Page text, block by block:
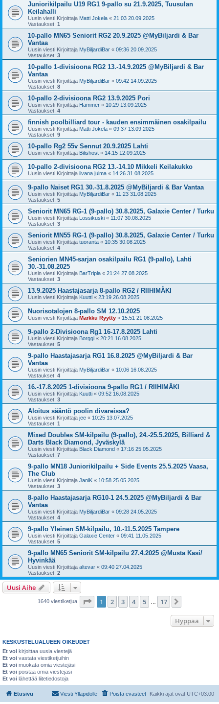
Juniorikilpailu U19 RG1 9-pallo su 21.9.2025, Tuusulan
Keilahalli
Uusin viesti Kirjoittaja Matti Jokela « 21:03 20.09.2025
Vastaukset: 1
10-pallo MN65 Seniorit RG2 20.9.2025 @MyBiljardi & Bar
Vantaa
Uusin viesti Kirjoittaja MyBiljardiBar « 09:36 20.09.2025
Vastaukset: 3
10-pallo 1-divisioona RG2 13.-14.9.2025 @MyBiljardi & Bar
Vantaa
Uusin viesti Kirjoittaja MyBiljardiBar « 09:42 14.09.2025
Vastaukset: 8
10-pallo 2-divisioona RG2 13.9.2025 Pori
Uusin viesti Kirjoittaja Hammer « 10:29 13.09.2025
Vastaukset: 4
finnish poolbilliard tour - kauden ensimmäinen osakilpailu
Uusin viesti Kirjoittaja Matti Jokela « 09:37 13.09.2025
Vastaukset: 9
10-pallo Rg2 55v Sennut 20.9.2025 Lahti
Uusin viesti Kirjoittaja Bilishost « 14:15 12.09.2025
10-pallo 2-divisioona RG2 13.-14.10 Mikkeli Keilakukko
Uusin viesti Kirjoittaja iivana julma « 14:26 31.08.2025
9-pallo Naiset RG1 30.-31.8.2025 @MyBiljardi & Bar Vantaa
Uusin viesti Kirjoittaja MyBiljardiBar « 11:23 31.08.2025
Vastaukset: 5
Seniorit MN65 RG-1 (9-pallo) 30.8.2025, Galaxie Center / Turku
Uusin viesti Kirjoittaja Lossikuski « 11:07 30.08.2025
Vastaukset: 3
Seniorit MN55 RG-1 (9-pallo) 30.8.2025, Galaxie Center / Turku
Uusin viesti Kirjoittaja tuoranta « 10:35 30.08.2025
Vastaukset: 4
Seniorien MN45-sarjan osakilpailu RG1 (9-pallo), Lahti
30.-31.08.2025
Uusin viesti Kirjoittaja BarTripla « 21:24 27.08.2025
Vastaukset: 3
13.9.2025 Haastajasarja 8-pallo RG2 / RIIHIMÄKI
Uusin viesti Kirjoittaja Kuutti « 23:19 26.08.2025
Nuorisotalojen 8-pallo SM 12.10.2025
Uusin viesti Kirjoittaja Markku Ryytty « 15:51 21.08.2025
9-pallo 2-Divisioona Rg1 16-17.8.2025 Lahti
Uusin viesti Kirjoittaja Borggi « 20:21 16.08.2025
Vastaukset: 5
9-pallo Haastajasarja RG1 16.8.2025 @MyBiljardi & Bar
Vantaa
Uusin viesti Kirjoittaja MyBiljardiBar « 10:06 16.08.2025
Vastaukset: 4
16.-17.8.2025 1-divisioona 9-pallo RG1 / RIIHIMÄKI
Uusin viesti Kirjoittaja Kuutti « 09:52 16.08.2025
Vastaukset: 3
Aloitus sääntö poolin divareissa?
Uusin viesti Kirjoittaja jee « 10:25 13.07.2025
Vastaukset: 1
Mixed Doubles SM-kilpailu (9-pallo), 24.-25.5.2025, Billiard &
Darts Black Diamond, Jyväskylä
Uusin viesti Kirjoittaja Black Diamond « 17:16 25.05.2025
Vastaukset: 7
9-pallo MN18 Juniorikilpailu + Side Events 25.5.2025 Vaasa,
The Club
Uusin viesti Kirjoittaja JaniK « 10:58 25.05.2025
Vastaukset: 3
8-pallo Haastajasarja RG10-1 24.5.2025 @MyBiljardi & Bar
Vantaa
Uusin viesti Kirjoittaja MyBiljardiBar « 09:28 24.05.2025
Vastaukset: 4
9-pallo Yleinen SM-kilpailu, 10.-11.5.2025 Tampere
Uusin viesti Kirjoittaja Galaxie Center « 09:41 11.05.2025
Vastaukset: 5
9-pallo MN65 Seniorit SM-kilpailu 27.4.2025 @Musta Kasi/
Hyvinkää
Uusin viesti Kirjoittaja altevar « 09:40 27.04.2025
Vastaukset: 2
Uusi Aihe
1640 viestiketjua Sivu /17
1 2 3 4 5 17
Hyppää
KESKUSTELUALUEEN OIKEUDET
Et voi kirjoittaa uusia viestejä
Et voi vastata viestiketjuihin
Et voi muokata omia viestejäsi
Et voi poistaa omia viestejäsi
Et voi lähettää liitetiedostoja
Etusivu Kaikki ajat ovat UTC+03:00
Poista evästeet
Viesti Ylläpidolle